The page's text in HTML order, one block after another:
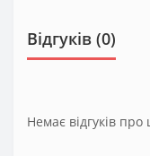
Відгуків (0)
Немає відгуків